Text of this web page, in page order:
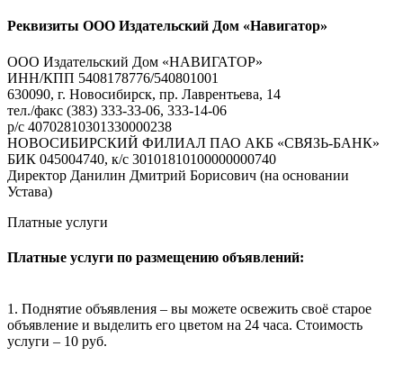
Реквизиты ООО Издательский Дом «Навигатор»
ООО Издательский Дом «НАВИГАТОР»
ИНН/КПП 5408178776/540801001
630090, г. Новосибирск, пр. Лаврентьева, 14
тел./факс (383) 333-33-06, 333-14-06
р/с 40702810301330000238
НОВОСИБИРСКИЙ ФИЛИАЛ ПАО АКБ «СВЯЗЬ-БАНК»
БИК 045004740, к/с 30101810100000000740
Директор Данилин Дмитрий Борисович (на основании
Устава)
Платные услуги
Платные услуги по размещению объявлений:
1. Поднятие объявления – вы можете освежить своё старое
объявление и выделить его цветом на 24 часа. Стоимость
услуги – 10 руб.